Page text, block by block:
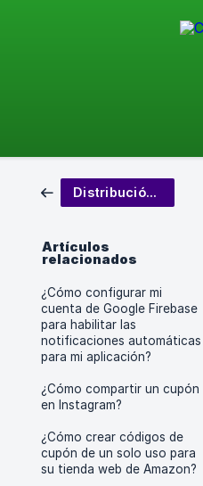
Distribución de cupones
Artículos
relacionados
¿Cómo configurar mi
cuenta de Google Firebase
para habilitar las
notificaciones automáticas
para mi aplicación?
¿Cómo compartir un cupón
en Instagram?
¿Cómo crear códigos de
cupón de un solo uso para
su tienda web de Amazon?